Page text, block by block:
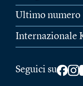
Ultimo numero
Internazionale
Seguici su